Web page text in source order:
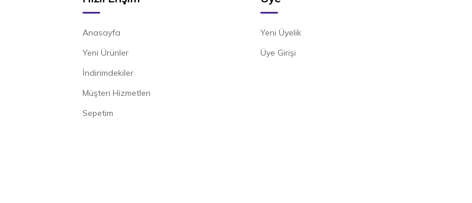
Anasayfa
Yeni Ürünler
İndirimdekiler
Müşteri Hizmetleri
Sepetim
Yeni Üyelik
Üye Girişi